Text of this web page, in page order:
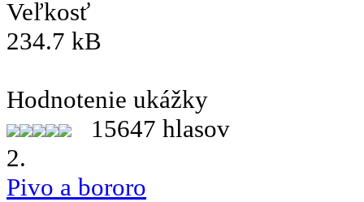
Veľkosť
234.7 kB
Hodnotenie ukážky
15647 hlasov
2.
Pivo a bororo